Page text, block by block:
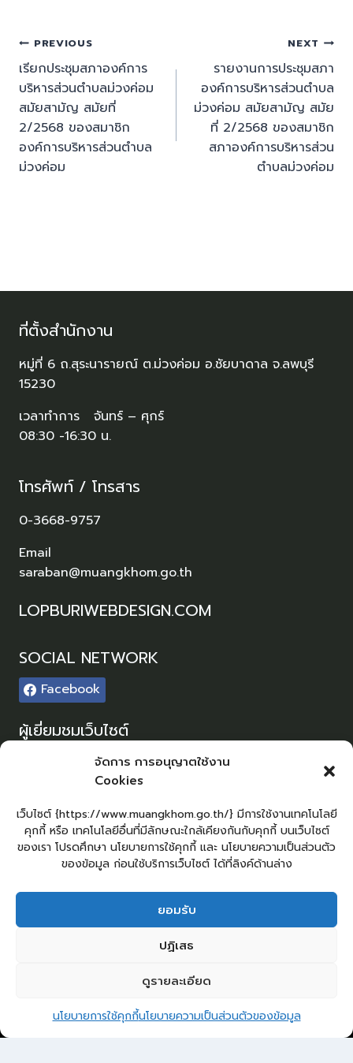
จัดการ การอนุญาตใช้งาน
Cookies
เว็บไซต์ {https://www.muangkhom.go.th/} มีการใช้งานเทคโนโลยี
คุกกี้ หรือ เทคโนโลยีอื่นที่มีลักษณะใกล้เคียงกันกับคุกกี้ บนเว็บไซต์
ของเรา โปรดศึกษา นโยบายการใช้คุกกี้ และ นโยบายความเป็นส่วนตัว
ของข้อมูล ก่อนใช้บริการเว็บไซต์ ได้ที่ลิงค์ด้านล่าง
ยอมรับ
ปฏิเสธ
ดูรายละเอียด
นโยบายการใช้คุกกี้นโยบายความเป็นส่วนตัวของข้อมูล
PREVIOUS
เรียกประชุมสภาองค์การ
บริหารส่วนตำบลม่วงค่อม
สมัยสามัญ สมัยที่
2/2568 ของสมาชิก
องค์การบริหารส่วนตำบล
ม่วงค่อม
NEXT
รายงานการประชุมสภา
องค์การบริหารส่วนตำบล
ม่วงค่อม สมัยสามัญ สมัย
ที่ 2/2568 ของสมาชิก
สภาองค์การบริหารส่วน
ตำบลม่วงค่อม
ที่ตั้งสำนักงาน
หมู่ที่ 6 ถ.สุระนารายณ์ ต.ม่วงค่อม อ.ชัยบาดาล จ.ลพบุรี
15230
เวลาทำการ จันทร์ – ศุกร์
08:30 -16:30 น.
โทรศัพท์ / โทรสาร
0-3668-9757
Email
saraban@muangkhom.go.th
LOPBURIWEBDESIGN.COM
SOCIAL NETWORK
Facebook
ผู้เยี่ยมชมเว็บไซต์
0
แผนผังเว็บไซต์
Login
เข้าสู่ระบบ
ติดต่อ อบต.
© 2026 องค์การบริหารส่วนตำบลม่วงค่อม